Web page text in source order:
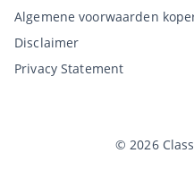
Algemene voorwaarden
Disclaimer
Privacy Statement
© 2026